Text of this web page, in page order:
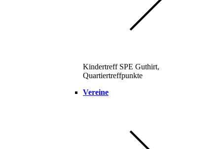
Kindertreff SPE Guthirt,
Quartiertreffpunkte
Vereine